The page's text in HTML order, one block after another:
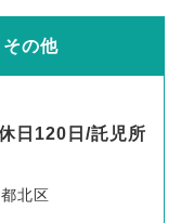
の他
日120日/託児所
北区